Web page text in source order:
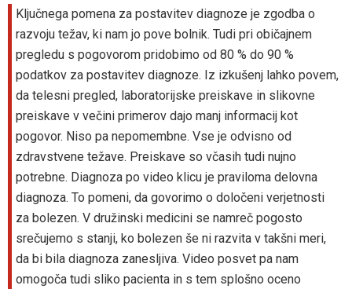
Ključnega pomena za postavitev diagnoze je zgodba o
razvoju težav, ki nam jo pove bolnik. Tudi pri običajnem
pregledu s pogovorom pridobimo od 80 % do 90 %
podatkov za postavitev diagnoze. Iz izkušenj lahko povem,
da telesni pregled, laboratorijske preiskave in slikovne
preiskave v večini primerov dajo manj informacij kot
pogovor. Niso pa nepomembne. Vse je odvisno od
zdravstvene težave. Preiskave so včasih tudi nujno
potrebne. Diagnoza po video klicu je praviloma delovna
diagnoza. To pomeni, da govorimo o določeni verjetnosti
za bolezen. V družinski medicini se namreč pogosto
srečujemo s stanji, ko bolezen še ni razvita v takšni meri,
da bi bila diagnoza zanesljiva. Video posvet pa nam
omogoča tudi sliko pacienta in s tem splošno oceno